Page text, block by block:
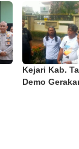
Kejari Kab.
Demo